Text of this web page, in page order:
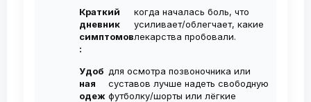
Краткий
дневник
симптомов
:
когда началась боль, что
усиливает/облегчает, какие
лекарства пробовали.
Удоб
ная
одеж
для осмотра позвоночника или
суставов лучше надеть свободную
футболку/шорты или лёгкие